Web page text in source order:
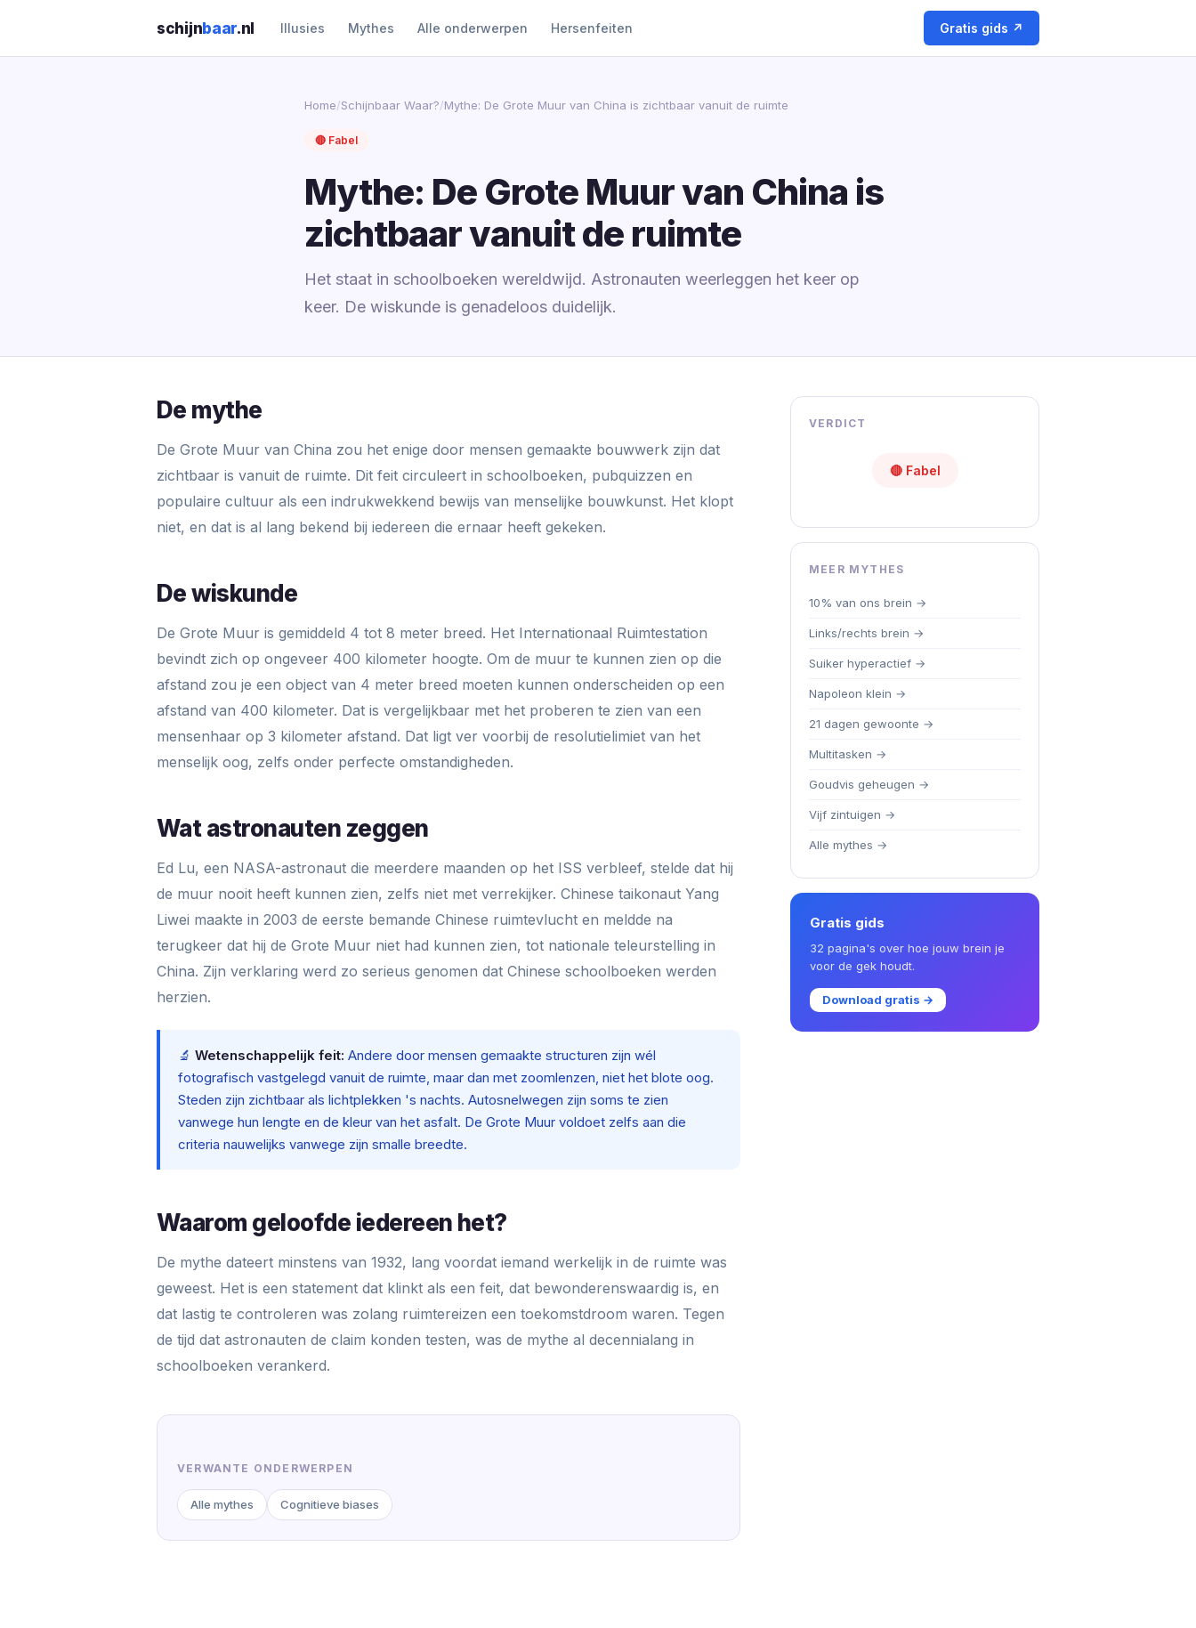
schijnbaar.nl Illusies Mythes Alle onderwerpen Hersenfeiten Gratis gids ↗
Home/Schijnbaar Waar?/Mythe: De Grote Muur van China is zichtbaar vanuit de ruimte
🔴 Fabel
Mythe: De Grote Muur van China is
zichtbaar vanuit de ruimte
Het staat in schoolboeken wereldwijd. Astronauten weerleggen het keer op
keer. De wiskunde is genadeloos duidelijk.
De mythe
De Grote Muur van China zou het enige door mensen gemaakte bouwwerk zijn dat
zichtbaar is vanuit de ruimte. Dit feit circuleert in schoolboeken, pubquizzen en
populaire cultuur als een indrukwekkend bewijs van menselijke bouwkunst. Het klopt
niet, en dat is al lang bekend bij iedereen die ernaar heeft gekeken.
De wiskunde
De Grote Muur is gemiddeld 4 tot 8 meter breed. Het Internationaal Ruimtestation
bevindt zich op ongeveer 400 kilometer hoogte. Om de muur te kunnen zien op die
afstand zou je een object van 4 meter breed moeten kunnen onderscheiden op een
afstand van 400 kilometer. Dat is vergelijkbaar met het proberen te zien van een
mensenhaar op 3 kilometer afstand. Dat ligt ver voorbij de resolutielimiet van het
menselijk oog, zelfs onder perfecte omstandigheden.
Wat astronauten zeggen
Ed Lu, een NASA-astronaut die meerdere maanden op het ISS verbleef, stelde dat hij
de muur nooit heeft kunnen zien, zelfs niet met verrekijker. Chinese taikonaut Yang
Liwei maakte in 2003 de eerste bemande Chinese ruimtevlucht en meldde na
terugkeer dat hij de Grote Muur niet had kunnen zien, tot nationale teleurstelling in
China. Zijn verklaring werd zo serieus genomen dat Chinese schoolboeken werden
herzien.
🔬 Wetenschappelijk feit: Andere door mensen gemaakte structuren zijn wél
fotografisch vastgelegd vanuit de ruimte, maar dan met zoomlenzen, niet het blote oog.
Steden zijn zichtbaar als lichtplekken 's nachts. Autosnelwegen zijn soms te zien
vanwege hun lengte en de kleur van het asfalt. De Grote Muur voldoet zelfs aan die
criteria nauwelijks vanwege zijn smalle breedte.
Waarom geloofde iedereen het?
De mythe dateert minstens van 1932, lang voordat iemand werkelijk in de ruimte was
geweest. Het is een statement dat klinkt als een feit, dat bewonderenswaardig is, en
dat lastig te controleren was zolang ruimtereizen een toekomstdroom waren. Tegen
de tijd dat astronauten de claim konden testen, was de mythe al decennialang in
schoolboeken verankerd.
VERWANTE ONDERWERPEN
Alle mythes Cognitieve biases
VERDICT
🔴 Fabel
MEER MYTHES
10% van ons brein →
Links/rechts brein →
Suiker hyperactief →
Napoleon klein →
21 dagen gewoonte →
Multitasken →
Goudvis geheugen →
Vijf zintuigen →
Alle mythes →
Gratis gids
32 pagina's over hoe jouw brein je
voor de gek houdt.
Download gratis →